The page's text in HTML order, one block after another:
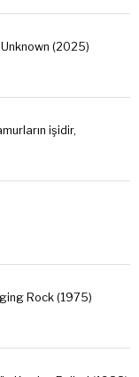
Unknown (2025)
işidir,
Rock (1975)